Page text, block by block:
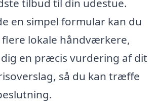
tilbud til din udestue.
en simpel formular kan du
lokale håndværkere,
en præcis vurdering af dit
så du kan træffe